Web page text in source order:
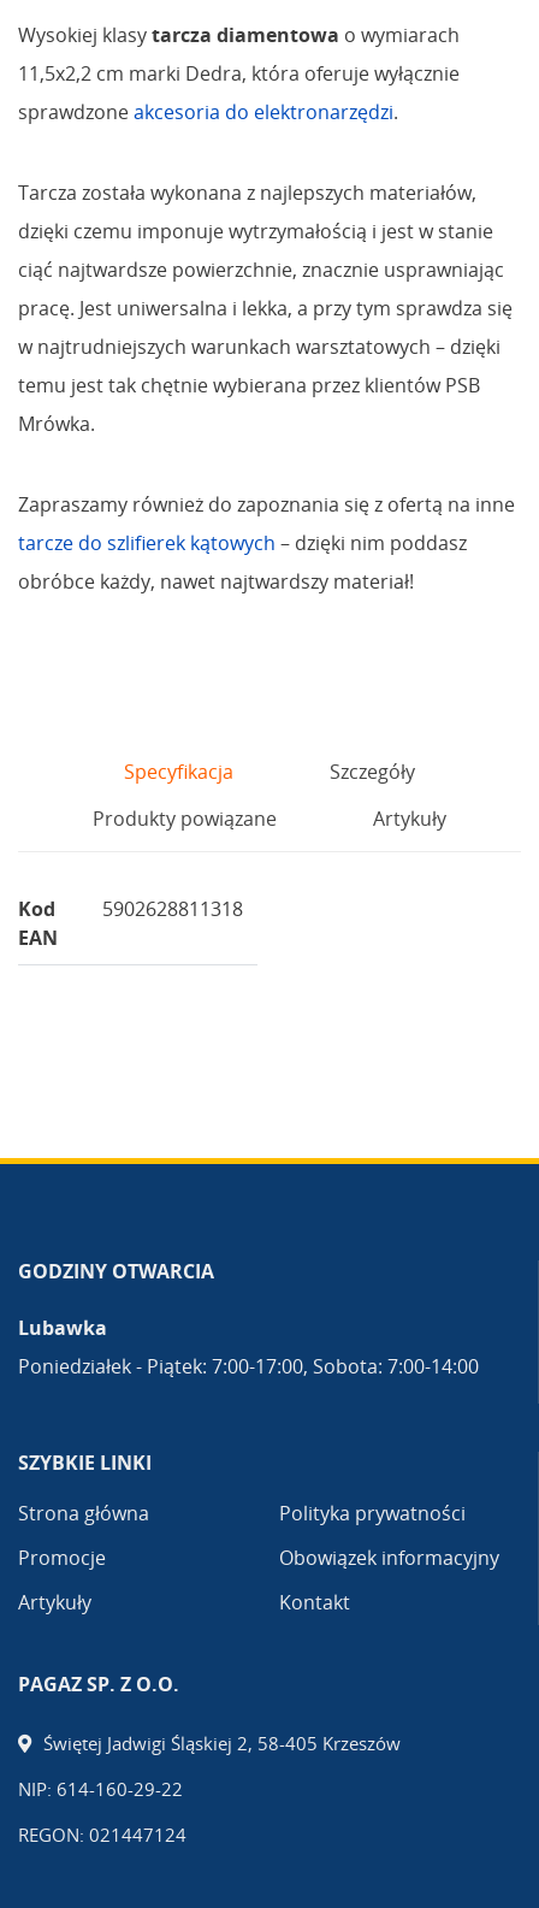
Wysokiej klasytarcza diamentowa o wymiarach
11,5x2,2 cm marki Dedra, która oferuje wyłącznie
sprawdzoneakcesoria do elektronarzędzi.
Tarcza została wykonana z najlepszych materiałów,
dzięki czemu imponuje wytrzymałością i jest w stanie
ciąć najtwardsze powierzchnie, znacznie usprawniając
pracę. Jest uniwersalna i lekka, a przy tym sprawdza się
w najtrudniejszych warunkach warsztatowych – dzięki
temu jest tak chętnie wybierana przez klientów PSB
Mrówka.
Zapraszamy również do zapoznania się z ofertą na inne
tarcze do szlifierek kątowych – dzięki nim poddasz
obróbce każdy, nawet najtwardszy materiał!
Specyfikacja
Szczegóły
Produkty powiązane
Artykuły
Kod
EAN
5902628811318
GODZINY OTWARCIA
Lubawka
Poniedziałek - Piątek: 7:00-17:00, Sobota: 7:00-14:00
SZYBKIE LINKI
Strona główna
Promocje
Artykuły
Polityka prywatności
Obowiązek informacyjny
Kontakt
PAGAZ SP. Z O.O.
Świętej Jadwigi Śląskiej 2, 58-405 Krzeszów
NIP: 614-160-29-22
REGON: 021447124